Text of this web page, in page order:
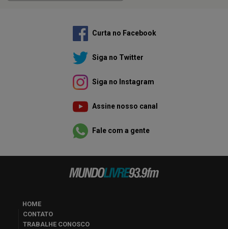
Curta no Facebook
Siga no Twitter
Siga no Instagram
Assine nosso canal
Fale com a gente
HOME
CONTATO
TRABALHE CONOSCO